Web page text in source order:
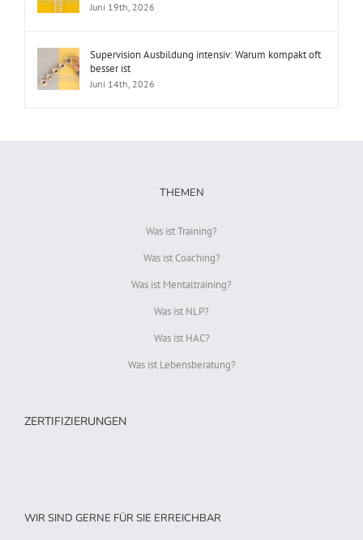
Juni 19th, 2026
Supervision Ausbildung intensiv: Warum kompakt oft
besser ist
Juni 14th, 2026
THEMEN
Was ist Training?
Was ist Coaching?
Was ist Mentaltraining?
Was ist NLP?
Was ist HAC?
Was ist Lebensberatung?
ZERTIFIZIERUNGEN
WIR SIND GERNE FÜR SIE ERREICHBAR